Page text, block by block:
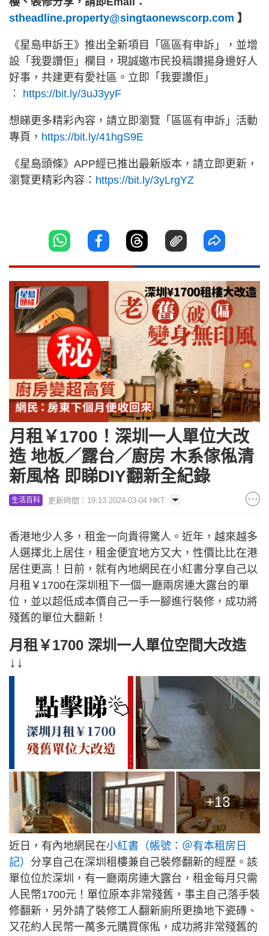
stheadline.property@singtaonewscorp.com 】
《星島申訴王》推出全新項目「區區有申訴」，並增
設「我要讚佢」欄目，現誠邀市民投稿讚揚身邊好人
好事，共建更有愛社區。立即「我要讚佢」
︰ https://bit.ly/3uJ3yyF
想睇更多精彩內容，請立即瀏覽「區區有申訴」活動
專頁， https://bit.ly/41hgS9E
《星島頭條》APP經已推出最新版本，請立即更新，
瀏覽更精彩內容： https://bit.ly/3yLrgYZ
月租￥1700！深圳一人單位大改
造 地板／露台／廚房 木系傢俬清
新風格 即睇DIY翻新全紀錄
生活百科 更新時間：19:13 2024-03-04 HKT
香港地少人多，租金一向貴得驚人。近年，越來越多
人選擇北上居住，租金便宜地方又大，性價比比在港
居住更高！日前，就有內地網民在小紅書分享自己以
月租￥1700在深圳租下一個一廳兩房連大露台的單
位，並以超低成本價自己一手一腳進行裝修，成功將
殘舊的單位大翻新！
月租￥1700 深圳一人單位空間大改造
↓↓
+13
近日，有內地網民在小紅書（帳號：＠有本租房日
記） 分享自己在深圳租樓兼自己裝修翻新的經歷。該
單位位於深圳，有一廳兩房連大露台，租金每月只需
人民幣1700元！單位原本非常殘舊，事主自己落手裝
修翻新，另外請了裝修工人翻新廁所更換地下瓷磚、
又花約人民幣一萬多元購買傢俬，成功將非常殘舊的